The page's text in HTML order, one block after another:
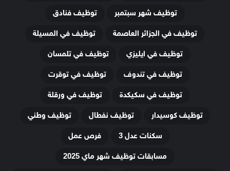
توظيف شهر سبتمبر
توظيف فنادق
توظيف في الجزائر العاصمة
توظيف في المسيلة
توظيف في ايليزي
توظيف في تلمسان
توظيف في تندوف
توظيف في توقرت
توظيف في سكيكدة
توظيف في ورقلة
توظيف كوسيدار
توظيف نفطال
توظيف وطني
سكنات عدل 3
فرص عمل
مسابقات توظيف شهر ماي 2025